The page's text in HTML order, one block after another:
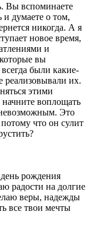
Вы вспоминаете
и думаете о том,
никогда. А я
новое время,
и
вы
были какие-
их.
этими
воплощать
невозможным. Это
что он сулит
рождения
радости на долгие
веры, надежды
все твои мечты